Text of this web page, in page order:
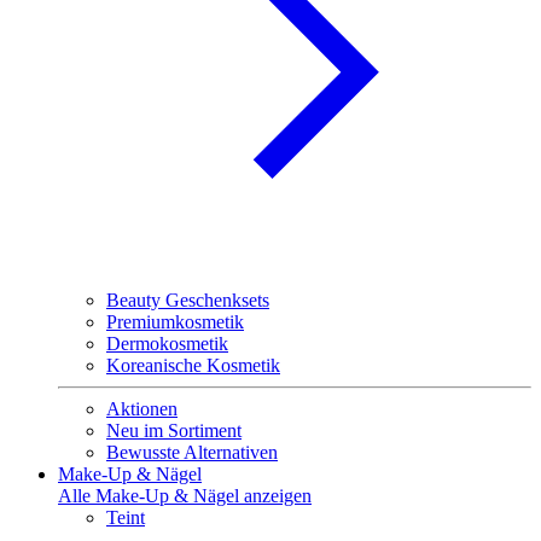
Beauty Geschenksets
Premiumkosmetik
Dermokosmetik
Koreanische Kosmetik
Aktionen
Neu im Sortiment
Bewusste Alternativen
Make-Up & Nägel
Alle Make-Up & Nägel anzeigen
Teint